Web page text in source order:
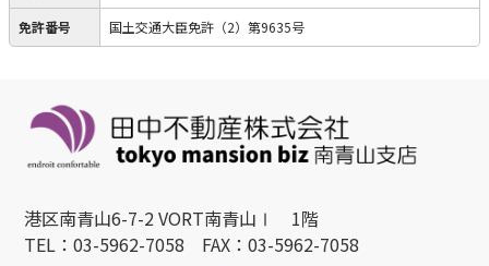
免許番号 国土交通大臣免許（2）第9635号
港区南青山6-7-2 VORT南青山Ⅰ 1階
TEL：03-5962-7058 FAX：03-5962-7058